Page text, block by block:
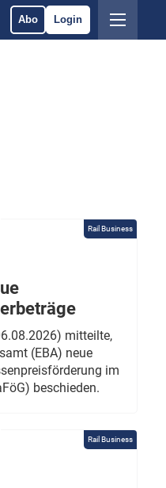
Abo Login
Rail Business
mitteilte,
(EBA) neue
im
beschieden.
Rail Business